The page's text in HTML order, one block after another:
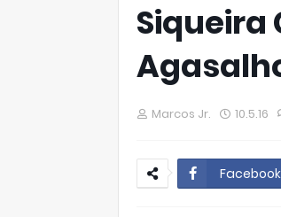
Siqueira
Marcos Jr. 10.5.16
Facebook